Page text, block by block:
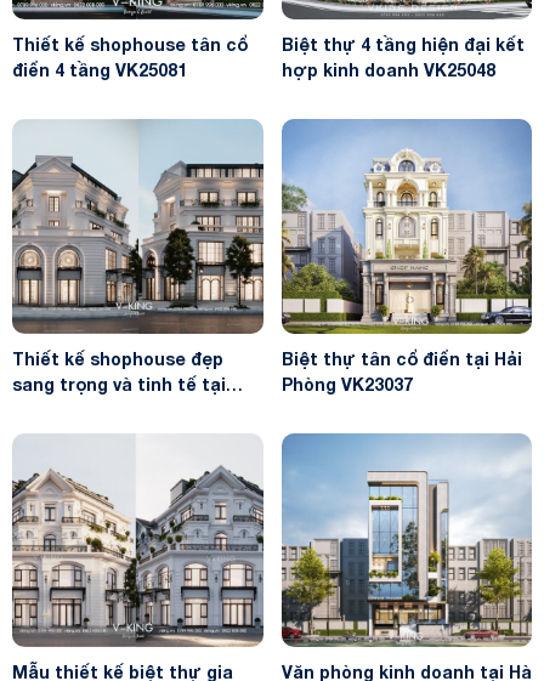
Thiết kế shophouse tân cổ
điển 4 tầng VK25081
Biệt thự 4 tầng hiện đại kết
hợp kinh doanh VK25048
Thiết kế shophouse đẹp
sang trọng và tinh tế tại
Biệt thự tân cổ điển tại Hải
Phòng VK23037
Mẫu thiết kế biệt thự gia
Văn phòng kinh doanh tại Hà